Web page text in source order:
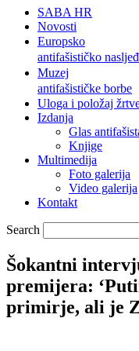
SABA HR
Novosti
Europsko
antifašističko
Muzej
antifašističke borbe
Uloga i položaj
Izdanja
Glas
Knjige
Multimedija
Foto galerija
Video galerija
Kontakt
Search
Šokantni
premijera:
primirje, ali je